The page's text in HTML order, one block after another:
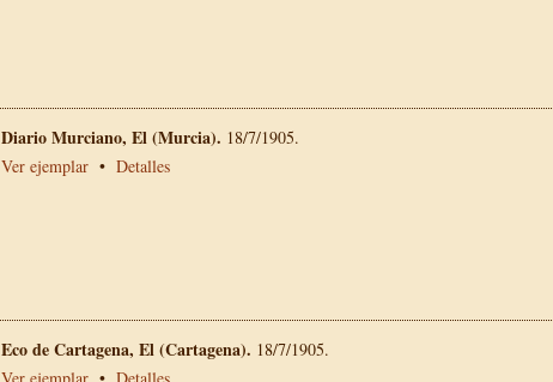
Diario Murciano, El (Murcia). 18/7/1905.
Ver ejemplar • Detalles
Eco de Cartagena, El (Cartagena). 18/7/1905.